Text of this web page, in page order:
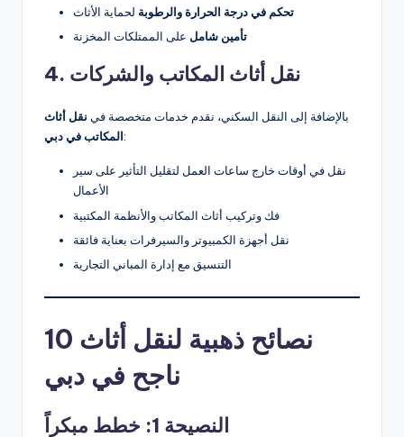
تحكم في درجة الحرارة والرطوبة لحماية الأثاث
تأمين شامل على الممتلكات المخزنة
4. نقل أثاث المكاتب والشركات
بالإضافة إلى النقل السكني، نقدم خدمات متخصصة في نقل أثاث
المكاتب في دبي:
نقل في أوقات خارج ساعات العمل لتقليل التأثير على سير
الأعمال
فك وتركيب أثاث المكاتب والأنظمة المكتبية
نقل أجهزة الكمبيوتر والسيرفرات بعناية فائقة
التنسيق مع إدارة المباني التجارية
10 نصائح ذهبية لنقل أثاث
ناجح في دبي
النصيحة 1: خطط مبكراً